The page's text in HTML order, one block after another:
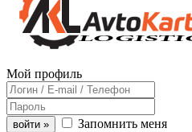
Мой профиль
войти »
Запомнить меня